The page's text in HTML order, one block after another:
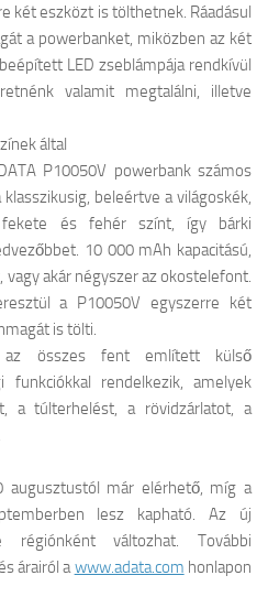
két eszközt is tölthetnek. Ráadásul
a powerbanket, miközben az két
LED zseblámpája rendkívül
valamit megtalálni, illetve
által
P10050V powerbank számos
beleértve a világoskék,
fekete és fehér színt, így bárki
10 000 mAh kapacitású,
akár négyszer az okostelefont.
a P10050V egyszerre két
is tölti.
az összes fent említett külső
funkciókkal rendelkezik, amelyek
a túlterhelést, a rövidzárlatot, a
augusztustól már elérhető, míg a
lesz kapható. Az új
változhat. További
árairól awww.adata.com honlapon